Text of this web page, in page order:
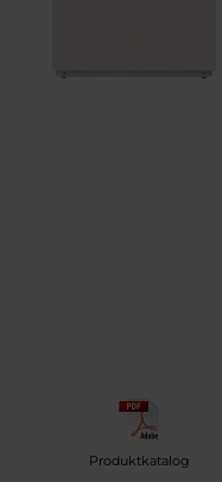
Produktkatalog